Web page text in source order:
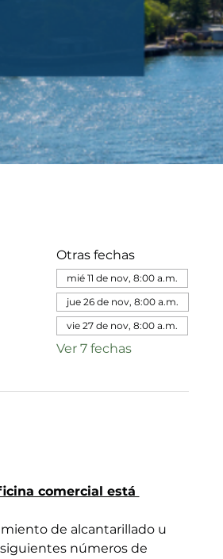
Otras fechas
mié 11 de nov, 8:00 a.m.
jue 26 de nov, 8:00 a.m.
vie 27 de nov, 8:00 a.m.
Ver 7 fechas
comercial está
de alcantarillado u
números de